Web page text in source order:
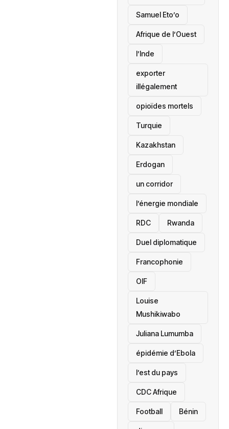
Samuel Eto’o
Afrique de l’Ouest
l’Inde
exporter
illégalement
opioïdes mortels
‎Turquie
Kazakhstan
Erdogan
un corridor
l’énergie mondiale
RDC Rwanda
Duel diplomatique
Francophonie
OIF
Louise
Mushikiwabo
Juliana Lumumba
épidémie d’Ebola
l’est du pays
CDC Afrique
Football Bénin